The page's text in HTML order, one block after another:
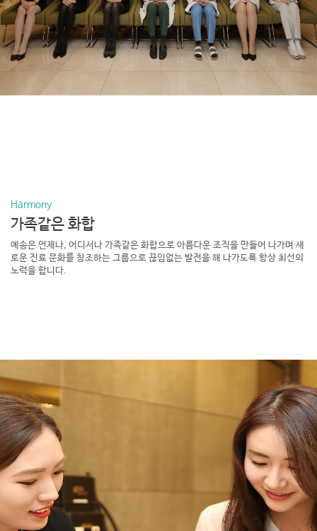
Harmony
가족같은 화합
예송은 언제나, 어디서나 가족같은 화합으로 아름다운 조직을 만들어 나가며 새
로운 진료 문화를 창조하는 그룹으로 끊임없는 발전을 해 나가도록 항상 최선의
노력을 합니다.